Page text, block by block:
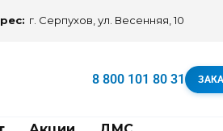
г. Серпухов, ул. Весенняя, 10
8 800 101 80 31